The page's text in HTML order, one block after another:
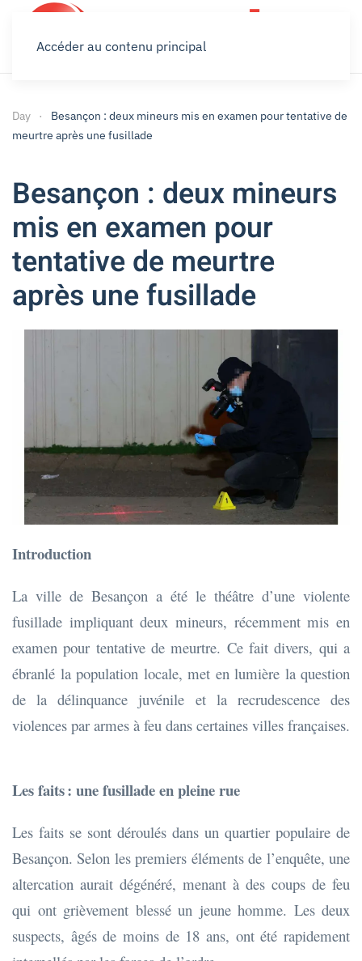
Accéder au contenu principal
Day
Besançon : deux mineurs mis en examen pour tentative de
meurtre après une fusillade
Besançon : deux mineurs
mis en examen pour
tentative de meurtre
après une fusillade
Introduction
La ville de Besançon a été le théâtre d’une violente
fusillade impliquant deux mineurs, récemment mis en
examen pour tentative de meurtre. Ce fait divers, qui a
ébranlé la population locale, met en lumière la question
de la délinquance juvénile et la recrudescence des
violences par armes à feu dans certaines villes françaises.
Les faits : une fusillade en pleine rue
Les faits se sont déroulés dans un quartier populaire de
Besançon. Selon les premiers éléments de l’enquête, une
altercation aurait dégénéré, menant à des coups de feu
qui ont grièvement blessé un jeune homme. Les deux
suspects, âgés de moins de 18 ans, ont été rapidement